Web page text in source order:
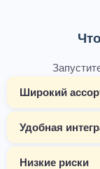
Широкий
Удобная
Низкие риски